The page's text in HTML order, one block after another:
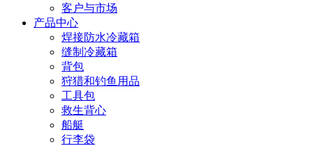
客户与市场
产品中心
焊接防水冷藏箱
缝制冷藏箱
背包
狩猎和钓鱼用品
工具包
救生背心
船艇
行李袋